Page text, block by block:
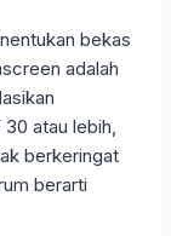
bekas
adalah
atau lebih,
berkeringat
berarti